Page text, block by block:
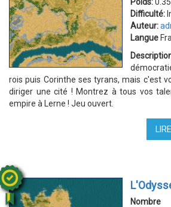
Difficulté:
Auteur:
Langue
rois puis Corinthe ses tyrans, mais c'est
diriger une cité ! Montrez à tous vos
empire à Lerne ! Jeu ouvert.